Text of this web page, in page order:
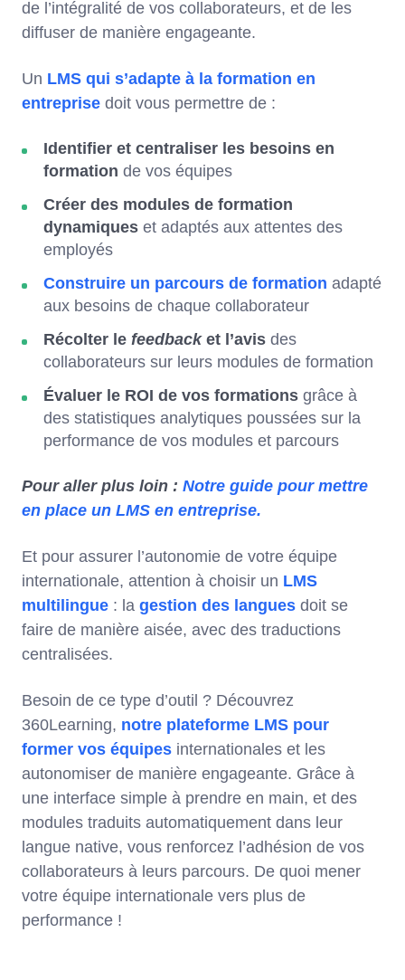
de l’intégralité de vos collaborateurs, et de les
diffuser de manière engageante.
Un LMS qui s’adapte à la formation en
entreprise doit vous permettre de :
Identifier et centraliser les besoins en
formation de vos équipes
Créer des modules de formation
dynamiques et adaptés aux attentes des
employés
Construire un parcours de formation adapté
aux besoins de chaque collaborateur
Récolter le feedbacket l’avis des
collaborateurs sur leurs modules de formation
Évaluer le ROI de vos formations grâce à
des statistiques analytiques poussées sur la
performance de vos modules et parcours
Pour aller plus loin : Notre guide pour mettre
en place un LMS en entreprise.
Et pour assurer l’autonomie de votre équipe
internationale, attention à choisir un LMS
multilingue : la gestion des langues doit se
faire de manière aisée, avec des traductions
centralisées.
Besoin de ce type d’outil ? Découvrez
360Learning, notre plateforme LMS pour
former vos équipes internationales et les
autonomiser de manière engageante. Grâce à
une interface simple à prendre en main, et des
modules traduits automatiquement dans leur
langue native, vous renforcez l’adhésion de vos
collaborateurs à leurs parcours. De quoi mener
votre équipe internationale vers plus de
performance !